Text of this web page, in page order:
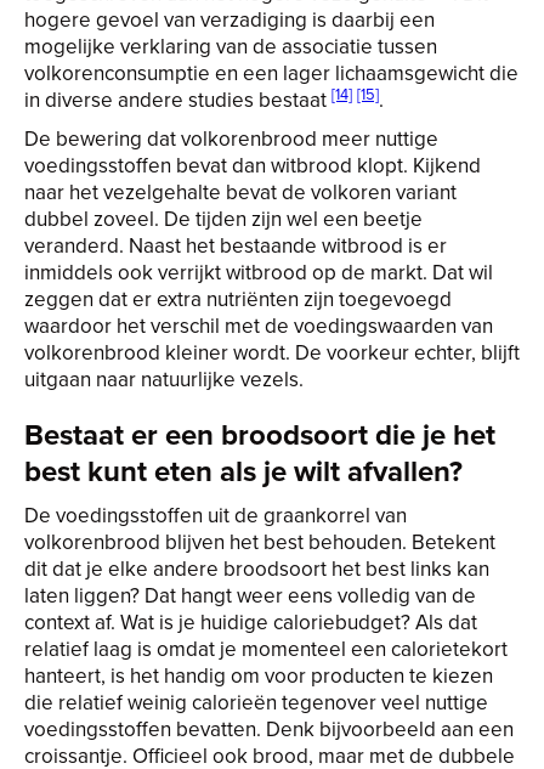
hogere gevoel van verzadiging is daarbij een
mogelijke verklaring van de associatie tussen
volkorenconsumptie en een lager lichaamsgewicht die
in diverse andere studies bestaat [14] [15].
De bewering dat volkorenbrood meer nuttige
voedingsstoffen bevat dan witbrood klopt. Kijkend
naar het vezelgehalte bevat de volkoren variant
dubbel zoveel. De tijden zijn wel een beetje
veranderd. Naast het bestaande witbrood is er
inmiddels ook verrijkt witbrood op de markt. Dat wil
zeggen dat er extra nutriënten zijn toegevoegd
waardoor het verschil met de voedingswaarden van
volkorenbrood kleiner wordt. De voorkeur echter, blijft
uitgaan naar natuurlijke vezels.
Bestaat er een broodsoort die je het
best kunt eten als je wilt afvallen?
De voedingsstoffen uit de graankorrel van
volkorenbrood blijven het best behouden. Betekent
dit dat je elke andere broodsoort het best links kan
laten liggen? Dat hangt weer eens volledig van de
context af. Wat is je huidige caloriebudget? Als dat
relatief laag is omdat je momenteel een calorietekort
hanteert, is het handig om voor producten te kiezen
die relatief weinig calorieën tegenover veel nuttige
voedingsstoffen bevatten. Denk bijvoorbeeld aan een
croissantje. Officieel ook brood, maar met de dubbele